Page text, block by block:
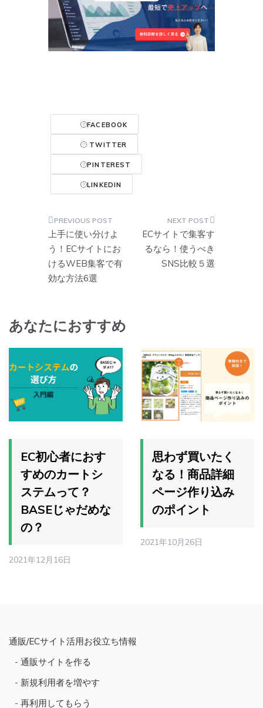
FACEBOOK
TWITTER
PINTEREST
LINKEDIN
投
稿
ナ
ビ
ー
シ
ン
上手に使い分けよ
う！ECサイトにお
けるWEB集客で有
効な方法6選
ECサイトで集客す
るなら！使うべき
SNS比較５選
あなたにおすすめ
EC初心者におす
すめのカートシ
ステムって？
BASEじゃだめな
の？
2021年12月16日
思わず買いたく
なる！商品詳細
ページ作り込み
のポイント
2021年10月26日
通販/ECサイト活用お役立ち情報
通販サイトを作る
新規利用者を増やす
再利用してもらう